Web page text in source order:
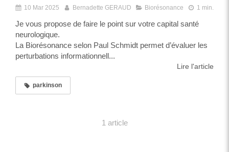
10 Mar 2025 Bernadette GERAUD Biorésonance 1 min.
Je vous propose de faire le point sur votre capital santé
neurologique.
La Biorésonance selon Paul Schmidt permet d’évaluer les
perturbations informationnell...
Lire l'article
parkinson
1 article